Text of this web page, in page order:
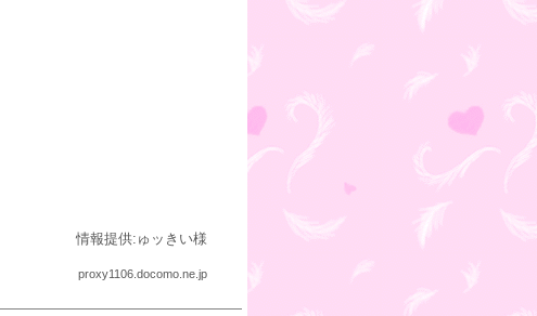
情報提供:ゅッきい様
proxy1106.docomo.ne.jp